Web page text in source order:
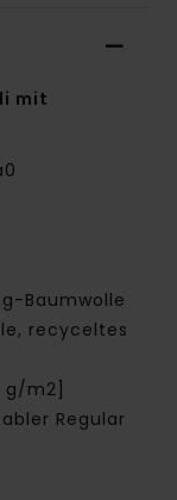
mit
Baumwolle
recyceltes
m2]
Regular